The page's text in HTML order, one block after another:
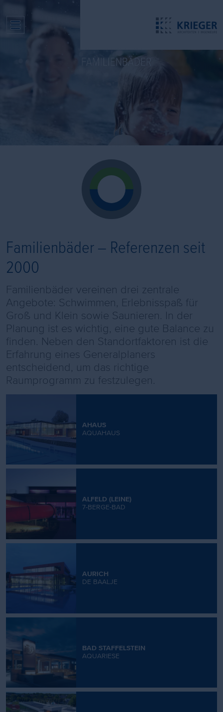
FAMILIENBÄDER
Familienbäder – Referenzen seit
2000
Familienbäder vereinen drei zentrale
Angebote: Schwimmen, Erlebnisspaß für
Groß und Klein sowie Saunieren. In der
Planung ist es wichtig, eine gute Balance zu
finden. Neben den Standortfaktoren ist die
Erfahrung eines Generalplaners
entscheidend, um das richtige
Raumprogramm zu festzulegen.
Weitere
Informationen
AHAUS
AQUAHAUS
ALFELD (LEINE)
7-BERGE-BAD
AURICH
DE BAALJE
BAD STAFFELSTEIN
AQUARIESE